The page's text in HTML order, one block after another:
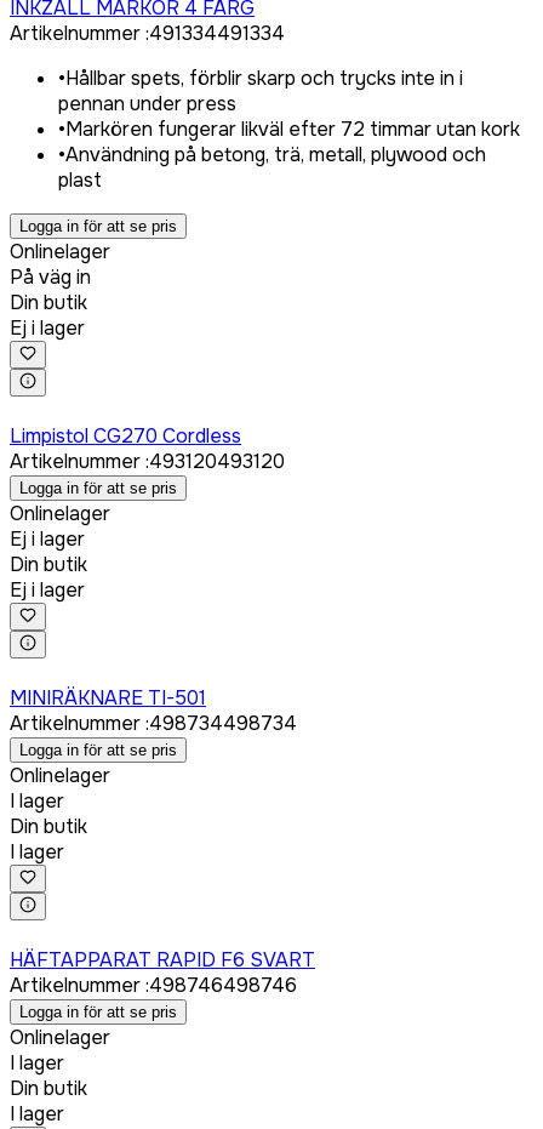
INKZALL MARKÖR 4 FÄRG
Artikelnummer:491334491334
•Hållbar spets, förblir skarp och trycks inte in i
pennan under press
•Markören fungerar likväl efter 72 timmar utan kork
•Användning på betong, trä, metall, plywood och
plast
Logga in för att se pris
Onlinelager
På väg in
Din butik
Ej i lager
Limpistol CG270 Cordless
Artikelnummer:493120493120
Logga in för att se pris
Onlinelager
Ej i lager
Din butik
Ej i lager
MINIRÄKNARE TI-501
Artikelnummer:498734498734
Logga in för att se pris
Onlinelager
I lager
Din butik
I lager
HÄFTAPPARAT RAPID F6 SVART
Artikelnummer:498746498746
Logga in för att se pris
Onlinelager
I lager
Din butik
I lager